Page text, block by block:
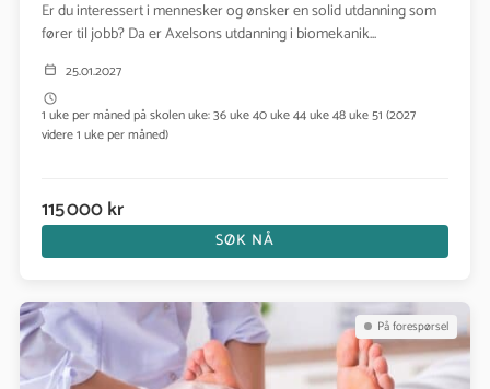
Er du interessert i mennesker og ønsker en solid utdanning som
fører til jobb? Da er Axelsons utdanning i biomekanik...
25.01.2027
1 uke per måned på skolen uke: 36 uke 40 uke 44 uke 48 uke 51 (2027
videre 1 uke per måned)
115 000 kr
SØK NÅ
Se kurs: Autorisert Fotterapeut- deltidstudie samlingsbasert
På forespørsel